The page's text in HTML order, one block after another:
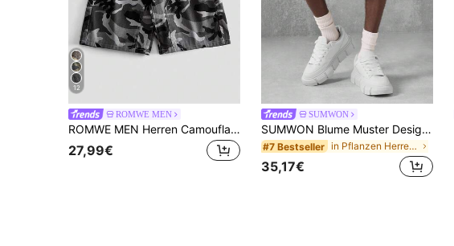
12
ROMWE MEN
ROMWE MEN Herren Camouflage Cargo Denim Shorts
27,99€
SUMWON
SUMWON Blume Muster Designer Jeans Bermuda Shorts, Vintagewäsche, lässige Passform, Sommerstil, Streetwear, Lässig Baumwoll Kurzhose mit längerer Länge, Herrenmoden Stadtlook
#7 Bestseller in Pflanzen Herren Jeansshorts
35,17€